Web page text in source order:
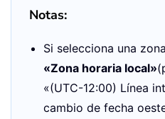
Notas:
Si selecciona una
«Zona horaria local»
«(UTC-12:00) Línea
cambio de fecha